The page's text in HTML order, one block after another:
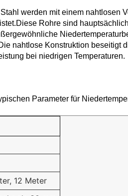
werden mit einem nahtlosen
Rohre sind
nahtlose Konstruktion beseitigt
bei niedrigen Temperaturen.
Parameter für
12 Meter